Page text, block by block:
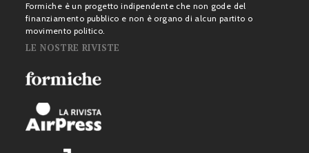
Formiche è un progetto indipendente che non gode del
finanziamento pubblico e non è organo di alcun partito o
movimento politico.
LE NOSTRE RIVISTE